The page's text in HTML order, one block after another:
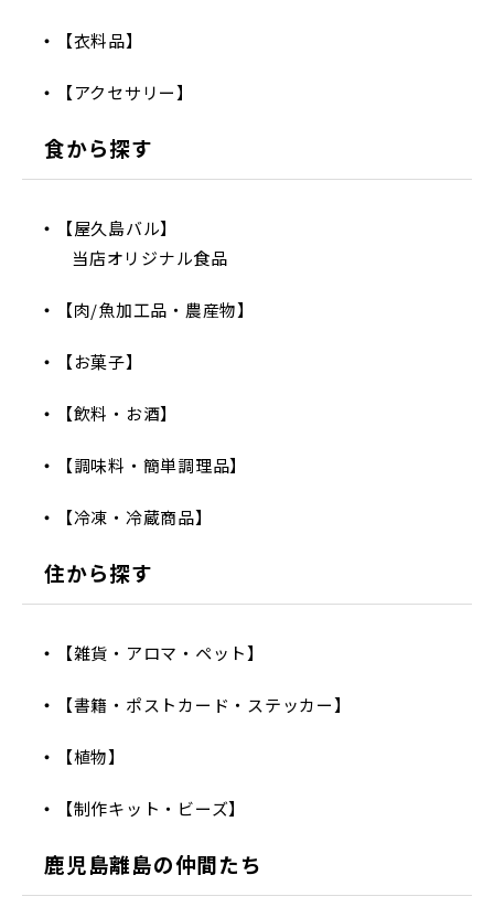
【衣料品】
【アクセサリー】
食から探す
【屋久島バル】
当店オリジナル食品
【肉/魚加工品・農産物】
【お菓子】
【飲料・お酒】
【調味料・簡単調理品】
【冷凍・冷蔵商品】
住から探す
【雑貨・アロマ・ペット】
【書籍・ポストカード・ステッカー】
【植物】
【制作キット・ビーズ】
鹿児島離島の仲間たち